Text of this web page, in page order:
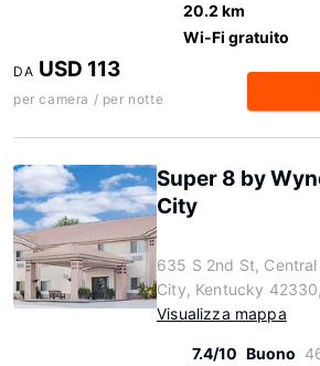
20.2 km
Wi-Fi gratuito
DA USD 113
per camera / per notte
Super 8 by
City
635 S 2nd St, Central
City, Kentucky
Visualizza mappa
7.4/10 Buono